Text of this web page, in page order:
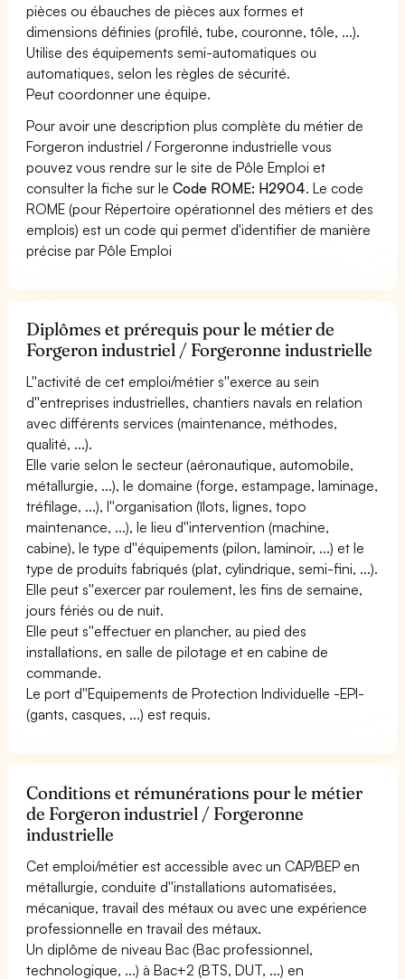
pièces ou ébauches de pièces aux formes et
dimensions définies (profilé, tube, couronne, tôle, ...).
Utilise des équipements semi-automatiques ou
automatiques, selon les règles de sécurité.
Peut coordonner une équipe.
Pour avoir une description plus complète du métier de
Forgeron industriel / Forgeronne industrielle vous
pouvez vous rendre sur le site de Pôle Emploi et
consulter la fiche sur leCode ROME: H2904. Le code
ROME (pour Répertoire opérationnel des métiers et des
emplois) est un code qui permet d'identifier de manière
précise par Pôle Emploi
Diplômes et prérequis pour le métier de
Forgeron industriel / Forgeronne industrielle
L''activité de cet emploi/métier s''exerce au sein
d''entreprises industrielles, chantiers navals en relation
avec différents services (maintenance, méthodes,
qualité, ...).
Elle varie selon le secteur (aéronautique, automobile,
métallurgie, ...), le domaine (forge, estampage, laminage,
tréfilage, ...), l''organisation (îlots, lignes, topo
maintenance, ...), le lieu d''intervention (machine,
cabine), le type d''équipements (pilon, laminoir, ...) et le
type de produits fabriqués (plat, cylindrique, semi-fini, ...).
Elle peut s''exercer par roulement, les fins de semaine,
jours fériés ou de nuit.
Elle peut s''effectuer en plancher, au pied des
installations, en salle de pilotage et en cabine de
commande.
Le port d''Equipements de Protection Individuelle -EPI-
(gants, casques, ...) est requis.
Conditions et rémunérations pour le métier
de Forgeron industriel / Forgeronne
industrielle
Cet emploi/métier est accessible avec un CAP/BEP en
métallurgie, conduite d''installations automatisées,
mécanique, travail des métaux ou avec une expérience
professionnelle en travail des métaux.
Un diplôme de niveau Bac (Bac professionnel,
technologique, ...) à Bac+2 (BTS, DUT, ...) en